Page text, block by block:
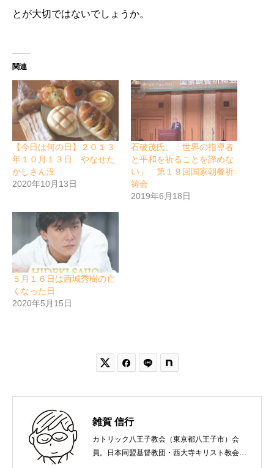
とが大切ではないでしょうか。
関連
【今日は何の日】２０１３
年１０月１３日 やなせた
かしさん没
2020年10月13日
石破茂氏、「世界の指導者
と平和を祈ることを諦めな
い」 第１９回国家朝餐祈
祷会
2019年6月18日
５月１６日は西城秀樹の亡
くなった日
2020年5月15日
 
雑賀 信行
カトリック八王子教会（東京都八王子市）会
員。日本同盟基督教団・西大寺キリスト教会